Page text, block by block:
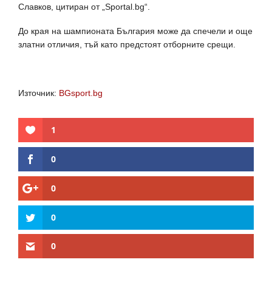
Славков, цитиран от „Sportal.bg“.
До края на шампионата България може да спечели и още
златни отличия, тъй като предстоят отборните срещи.
Източник: BGsport.bg
1
0
0
0
0